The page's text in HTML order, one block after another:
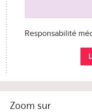
Responsabilité
Zoom sur